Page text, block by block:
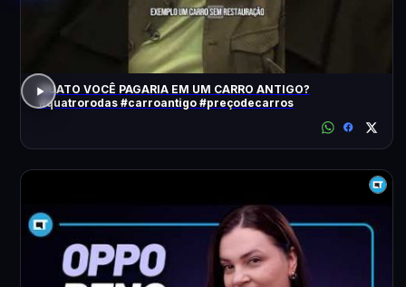
QUATO VOCÊ PAGARIA EM UM CARRO ANTIGO?
#quatrorodas #carroantigo #preçodecarros